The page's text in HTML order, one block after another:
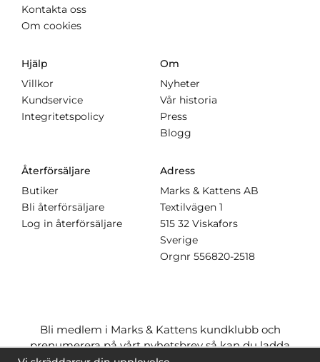
Kontakta oss
Om cookies
Hjälp
Villkor
Kundservice
Integritetspolicy
Om
Nyheter
Vår historia
Press
Blogg
Återförsäljare
Butiker
Bli återförsäljare
Log in återförsäljare
Adress
Marks & Kattens AB
Textilvägen 1
515 32 Viskafors
Sverige
Orgnr 556820-2518
Bli medlem i Marks & Kattens kundklubb och
prenumerera på vårt nyhetsbrev så kan du ladda